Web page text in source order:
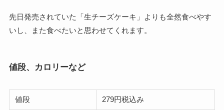
先日発売されていた「生チーズケーキ」よりも全然食べやす
いし、また食べたいと思わせてくれます。
値段、カロリーなど
値段 279円税込み